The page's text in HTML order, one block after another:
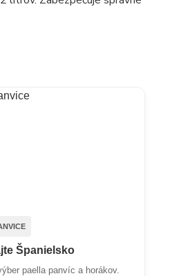
Španielsko
paella panvíc a horákov.